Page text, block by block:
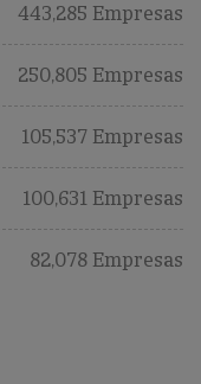
443,285 Empresas
250,805 Empresas
105,537 Empresas
100,631 Empresas
82,078 Empresas